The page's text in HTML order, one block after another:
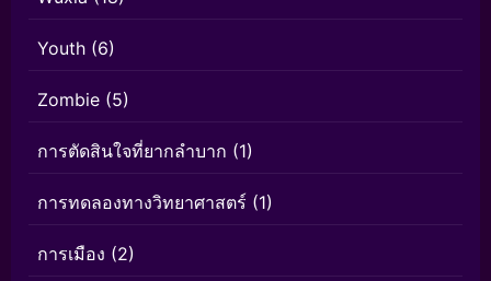
Youth (6)
Zombie (5)
การตัดสินใจที่ยากลำบาก (1)
การทดลองทางวิทยาศาสตร์ (1)
การเมือง (2)